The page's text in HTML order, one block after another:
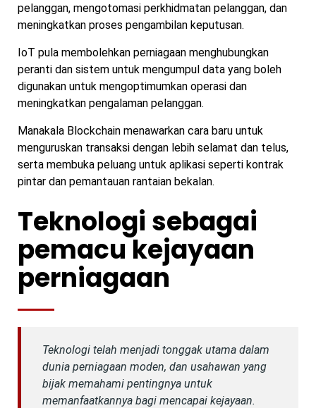
pelanggan, mengotomasi perkhidmatan pelanggan, dan
meningkatkan proses pengambilan keputusan.
IoT pula membolehkan perniagaan menghubungkan
peranti dan sistem untuk mengumpul data yang boleh
digunakan untuk mengoptimumkan operasi dan
meningkatkan pengalaman pelanggan.
Manakala Blockchain menawarkan cara baru untuk
menguruskan transaksi dengan lebih selamat dan telus,
serta membuka peluang untuk aplikasi seperti kontrak
pintar dan pemantauan rantaian bekalan.
Teknologi sebagai
pemacu kejayaan
perniagaan
Teknologi telah menjadi tonggak utama dalam
dunia perniagaan moden, dan usahawan yang
bijak memahami pentingnya untuk
memanfaatkannya bagi mencapai kejayaan.